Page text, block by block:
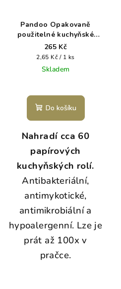
Pandoo Opakovaně
použitelné kuchyňské
bambusové utěrky
265 Kč
Měrná
cena:
2,65 Kč / 1 ks
Skladem
Do košíku
Nahradí cca 60
papírových
kuchyňských rolí.
Antibakteriální,
antimykotické,
antimikrobiální a
hypoalergenní. Lze je
prát až 100x v
pračce.